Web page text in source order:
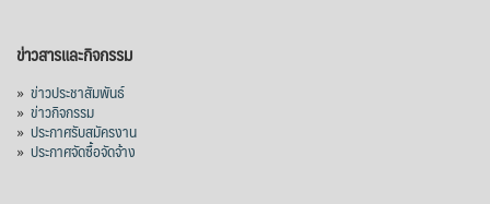
ข่าวสารและกิจกรรม
» ข่าวประชาสัมพันธ์
» ข่าวกิจกรรม
» ประกาศรับสมัครงาน
» ประกาศจัดซื้อจัดจ้าง